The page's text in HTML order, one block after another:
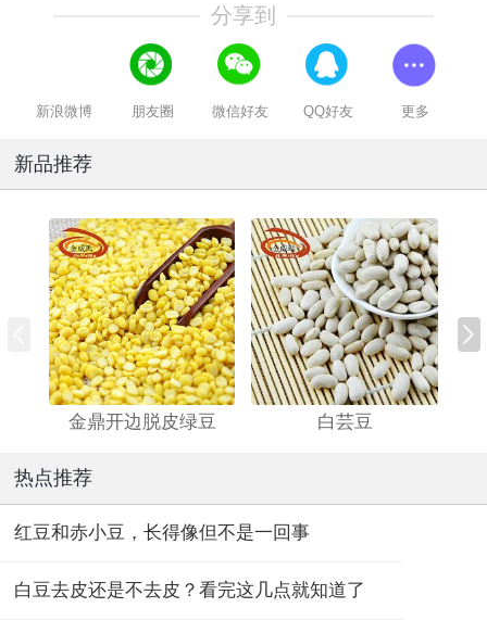
分享到
新浪微博 朋友圈 微信好友 QQ好友 更多
新品推荐
金鼎开边脱皮绿豆 白芸豆
热点推荐
红豆和赤小豆，长得像但不是一回事
白豆去皮还是不去皮？看完这几点就知道了